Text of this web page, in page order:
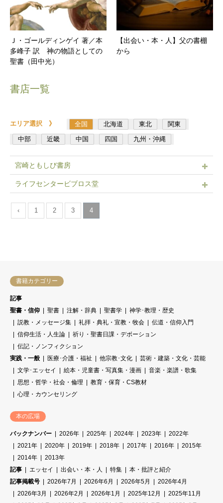
Ｊ・ゴールディンゲイ 著／本
多峰子 訳 神の物語としての
聖書（田中光）
【出会い・本・人】父の書棚
から
書店一覧
エリア選択 》 全国 北海道 東北
関東
中部
近畿 中国 四国 九州・沖縄
宮崎ともしび書房
ライフセンタービブロス堂
‹ 1 2 3 4
書籍カテゴリー
記事
聖書・信仰
聖書 注解・辞典 聖書学
神学･教理・歴史
説教・メッセージ集
礼拝・典礼・宣教・牧会
伝道・信仰入門
信仰生活・人生論
祈り・聖書日課・デボーション
伝記・ノンフィクション
実践・一般
医療･介護・福祉 他宗教･文化
芸術・建築・文化・芸能
文学･エッセイ
絵本・児童書・写真集・漫画
音楽・楽譜・歌集
思想・哲学・社会・倫理
教育・保育・CS教材
心理・カウンセリング
本の広場
バックナンバー 2026年 2025年 2024年 2023年
2022年
2021年
2020年 2019年 2018年 2017年 2016年
2015年
2014年
2013年
記事
エッセイ 出会い・本・人 特集
本・批評と紹介
記事掲載号
2026年7月 2026年6月 2026年5月
2026年4月
2026年3月
2026年2月 2026年1月 2025年12月
2025年11月